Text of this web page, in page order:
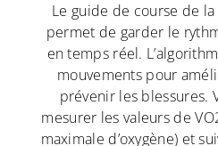
Le guide de course de la
permet de garder le
en temps réel.
mouvements pour
prévenir les blessures.
mesurer les valeurs de
maximale d’oxygène) et